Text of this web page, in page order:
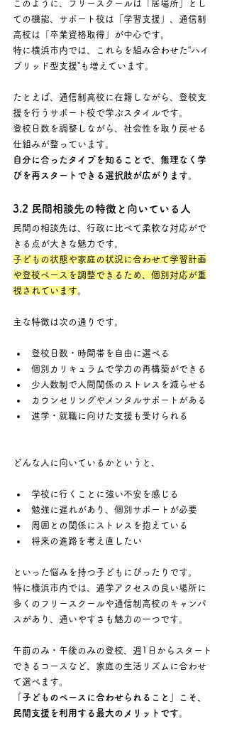
このように、フリースクールは「居場所」とし
ての機能、サポート校は「学習支援」、通信制
高校は「卒業資格取得」が中心です。
特に横浜市内では、これらを組み合わせた“ハイ
ブリッド型支援”も増えています。
たとえば、通信制高校に在籍しながら、登校支
援を行うサポート校で学ぶスタイルです。
登校日数を調整しながら、社会性を取り戻せる
仕組みが整っています。
自分に合ったタイプを知ることで、無理なく学
びを再スタートできる選択肢が広がります。
3.2 民間相談先の特徴と向いている人
民間の相談先は、行政に比べて柔軟な対応がで
きる点が大きな魅力です。
子どもの状態や家庭の状況に合わせて学習計画
や登校ペースを調整できるため、個別対応が重
視されています。
主な特徴は次の通りです。
登校日数・時間帯を自由に選べる
個別カリキュラムで学力の再構築ができる
少人数制で人間関係のストレスを減らせる
カウンセリングやメンタルサポートがある
進学・就職に向けた支援も受けられる
どんな人に向いているかというと、
学校に行くことに強い不安を感じる
勉強に遅れがあり、個別サポートが必要
周囲との関係にストレスを抱えている
将来の進路を考え直したい
といった悩みを持つ子どもにぴったりです。
特に横浜市内では、通学アクセスの良い場所に
多くのフリースクールや通信制高校のキャンパ
スがあり、通いやすさも魅力の一つです。
午前のみ・午後のみの登校、週1日からスタート
できるコースなど、家庭の生活リズムに合わせ
て選べます。
「子どものペースに合わせられること」こそ、
民間支援を利用する最大のメリットです。